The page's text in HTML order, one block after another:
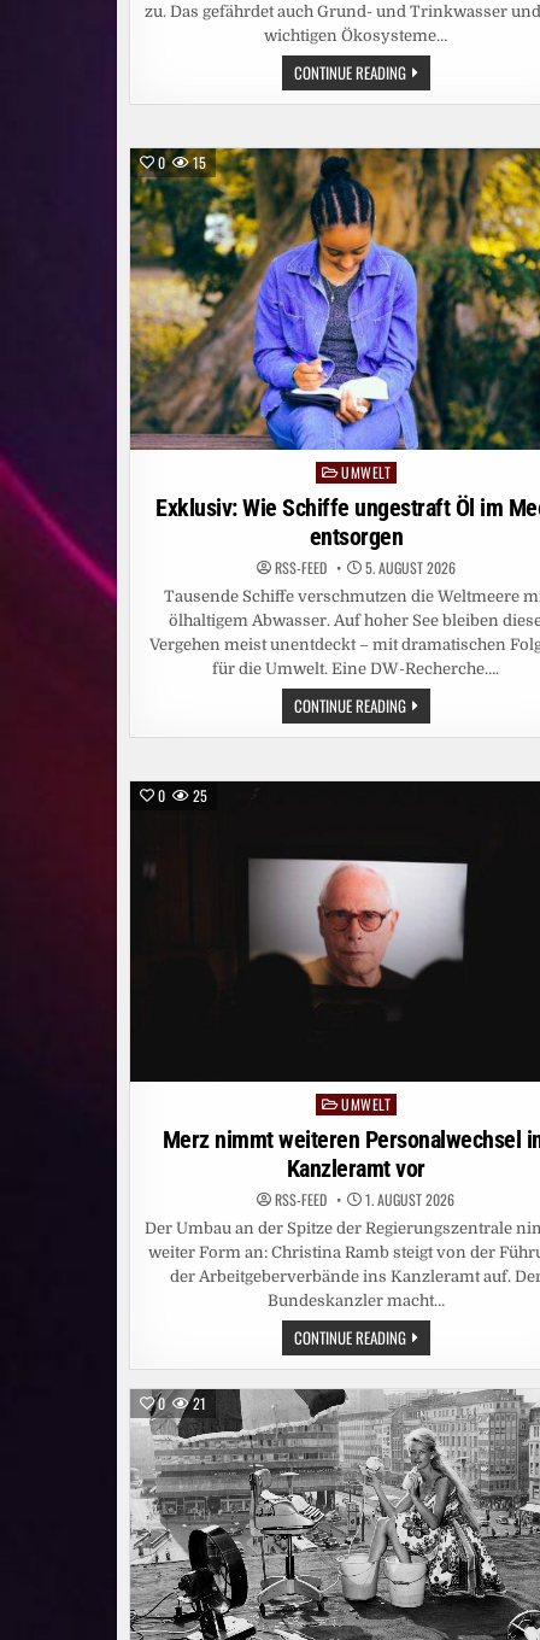
zu. Das gefährdet auch Grund- und Trinkwasser
wichtigen Ökosysteme…
CONTINUE READINGEUROPAS
FLÜSSE
AUF
DAS
SIND
DIE
FOLGEN
0 15
Posted
in
UMWELT
Exklusiv: Wie Schiffe ungestraft Öl im
entsorgen
RSS-FEED 5. AUGUST 2026
Tausende Schiffe verschmutzen die Weltmeere
ölhaltigem Abwasser. Auf hoher See bleiben
Vergehen meist unentdeckt – mit dramatischen
für die Umwelt. Eine DW-Recherche….
CONTINUE READINGEXKLUSIV:
WIE
SCHIFFE
IM
0 25
Posted
in
UMWELT
Merz nimmt weiteren Personalwechsel
Kanzleramt vor
RSS-FEED 1. AUGUST 2026
Der Umbau an der Spitze der Regierungszentrale
weiter Form an: Christina Ramb steigt von der
der Arbeitgeberverbände ins Kanzleramt auf.
Bundeskanzler macht…
CONTINUE READINGMERZ
NIMMT
WEITEREN
PERSONALWECHSEL
IM
KANZLERAMT
VOR
0 21